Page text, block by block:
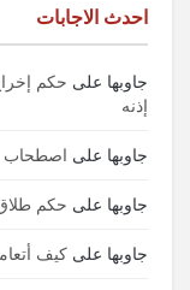
احدث الاجابات
جاوبها على حكم
إذنه
جاوبها على اصطحاب
جاوبها على حكم
جاوبها على كيف